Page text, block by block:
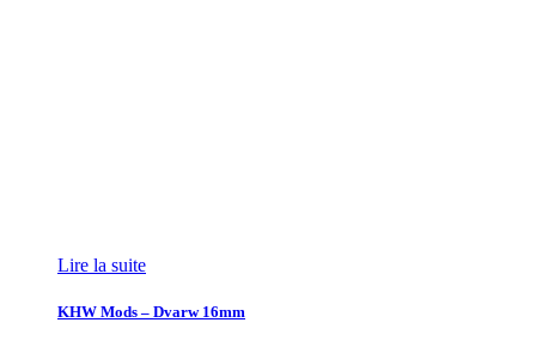
Lire la suite
KHW Mods – Dvarw 16mm